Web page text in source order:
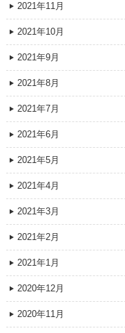
2021年11月
2021年10月
2021年9月
2021年8月
2021年7月
2021年6月
2021年5月
2021年4月
2021年3月
2021年2月
2021年1月
2020年12月
2020年11月